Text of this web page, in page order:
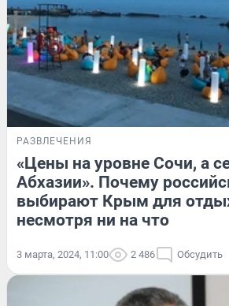
РАЗВЛЕЧЕНИЯ
«Цены на уровне Сочи, а
Абхазии». Почему
выбирают Крым для
несмотря ни на что
3 марта, 2024, 11:00 2 486 Обсудить